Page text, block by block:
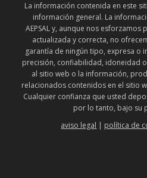
La información contenida en este
información general. La
AEPSAL y, aunque nos
actualizada y correcta, no
garantía de ningún tipo, expresa o
precisión, confiabilidad, idoneidad
al sitio web o la información,
relacionados contenidos en el sitio
Cualquier confianza que usted
por lo tanto, bajo su
aviso legal
política de